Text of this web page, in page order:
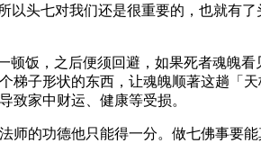
以头七对我们还是很重要的，也就有
饭，之后便须回避，如果死者魂魄看
子形状的东西，让魂魄顺著这趟「
致家中财运、健康等受损。
师的功德他只能得一分。做七佛事要